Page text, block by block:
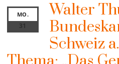
MO.
31
Walter
Schweiz